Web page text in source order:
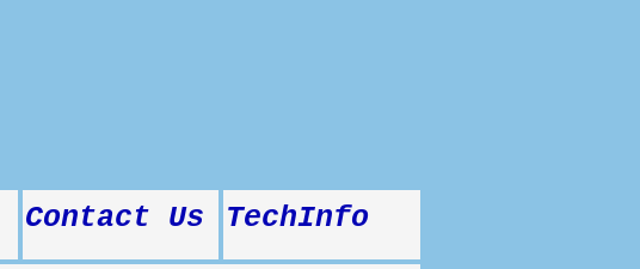
Contact Us TechInfo